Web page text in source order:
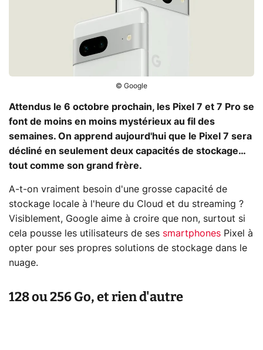
© Google
Attendus le 6 octobre prochain, les Pixel 7 et 7 Pro se
font de moins en moins mystérieux au fil des
semaines. On apprend aujourd'hui que le Pixel 7 sera
décliné en seulement deux capacités de stockage…
tout comme son grand frère.
A-t-on vraiment besoin d'une grosse capacité de
stockage locale à l'heure du Cloud et du streaming ?
Visiblement, Google aime à croire que non, surtout si
cela pousse les utilisateurs de ses smartphones Pixel à
opter pour ses propres solutions de stockage dans le
nuage.
128 ou 256 Go, et rien d'autre